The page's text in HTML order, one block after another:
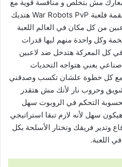
مش بتخلص و منافسة قوية مع
روبوتات ولازم تكون دايما في القمة فلعبة War Robots PvP هتديك
من كل مكان في العالم اللعبة
وكل واحدة منهم ليها قدرات
كل المعركة هتدخل ضد لاعبين
يعني هتواجه التحديات
مع كل خطوة علشان تكسب وصدقني
وحروب نار لأنك مش هتقدر
التحكم في الروبوت سهل
سهل لأنه لازم تبقا استراتيجي
وتدير فريقك وتختار الأسلحة بكل
اللعبة.